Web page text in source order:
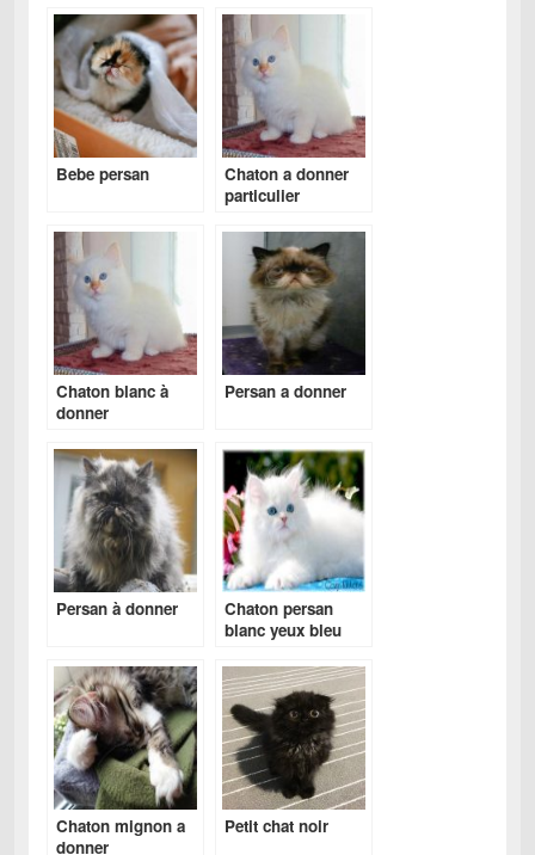
Bebe persan
Chaton a donner
particulier
Chaton blanc à
donner
Persan a donner
Persan à donner
Chaton persan
blanc yeux bleu
Chaton mignon a
donner
Petit chat noir